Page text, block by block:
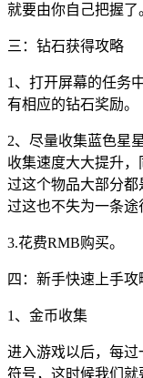
就要由你自己把握了
三：钻石获得攻略
1、打开屏幕的任务
有相应的钻石奖励。
2、尽量收集蓝色星
收集速度大大提升
过这个物品大部分
过这也不失为一条途
3.花费RMB购买。
四：新手快速上手攻
1、金币收集
进入游戏以后，每
符号，这时候我们就